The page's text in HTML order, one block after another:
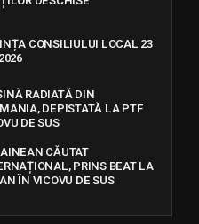
CONSILIULUI LOCAL 23
RADIATĂ DIN
DEPISTATĂ LA PTF
DE SUS
CĂUTAT
PRINS BEAT LA
ÎN VICOVU DE SUS